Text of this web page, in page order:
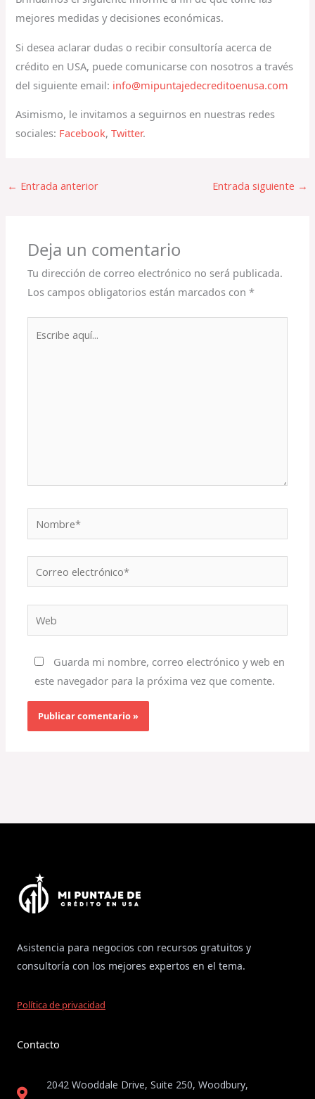
mejores medidas y decisiones económicas.
Si desea aclarar dudas o recibir consultoría acerca de
crédito en USA, puede comunicarse con nosotros a través
del siguiente email: info@mipuntajedecreditoenusa.com
Asimismo, le invitamos a seguirnos en nuestras redes
sociales: Facebook,Twitter.
← Entrada anterior Entrada siguiente →
Deja un comentario
Tu dirección de correo electrónico no será publicada.
Los campos obligatorios están marcados con*
electrónico*
Guarda mi nombre, correo electrónico y web en
este navegador para la próxima vez que comente.
Asistencia para negocios con recursos gratuitos y
consultoría con los mejores expertos en el tema.
Política de privacidad
Contacto
2042 Wooddale Drive, Suite 250, Woodbury,